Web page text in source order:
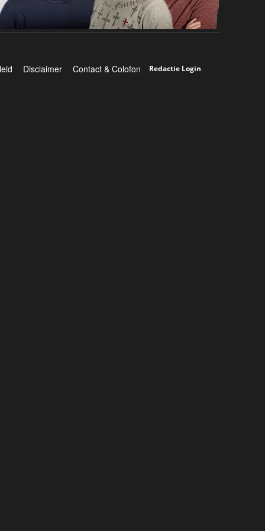
Disclaimer Contact & Colofon Redactie Login